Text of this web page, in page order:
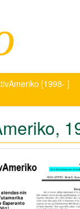
[1998- ]